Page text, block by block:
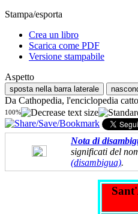
Stampa/esporta
Crea un libro
Scarica come PDF
Versione stampabile
Aspetto
sposta nella barra laterale
Da Cathopedia, l'enciclopedia
100%
Nota di
significati del
(disambigua).